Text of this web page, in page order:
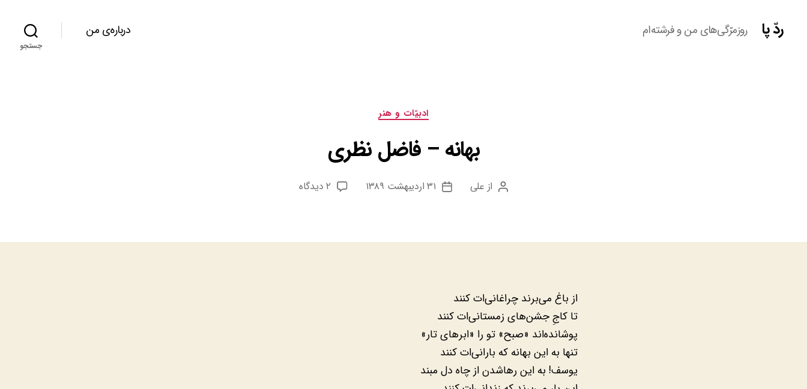
ردّ پا روزمرّگی‌های من و فرشته‌ام درباره‌ی من
جستجو
دسته‌ها
ادبيّات و هنر
بهانه – فاضل نظری
نویسنده
از علی
تاریخ
۳۱ اردیبهشت ۱۳۸۹ ۲ دیدگاه
برای
نظری
از باغ می‌برند چراغانی‌ات کنند
تا کاجِ جشن‌های زمستانی‌ات کنند
پوشانده‌اند «صبح» تو را «ابرهای تار»
تنها به این بهانه که بارانی‌ات کنند
یوسف! به این رهاشدن از چاه دل مبند